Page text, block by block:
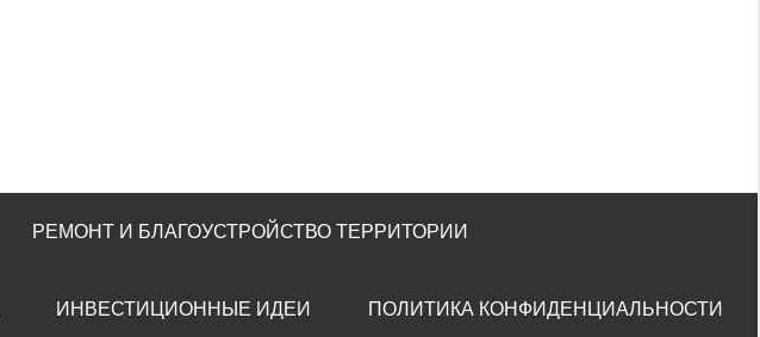
РЕМОНТ И БЛАГОУСТРОЙСТВО ТЕРРИТОРИИ
ИНВЕСТИЦИОННЫЕ ИДЕИ ПОЛИТИКА КОНФИДЕНЦИАЛЬНОСТИ